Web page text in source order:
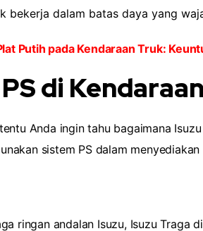
bekerja dalam batas daya yang
Putih pada Kendaraan Truk:
di
Anda ingin tahu bagaimana
sistem PS dalam
ringan andalan Isuzu, Isuzu